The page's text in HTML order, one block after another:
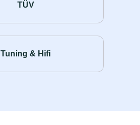
TÜV
Tuning & Hifi